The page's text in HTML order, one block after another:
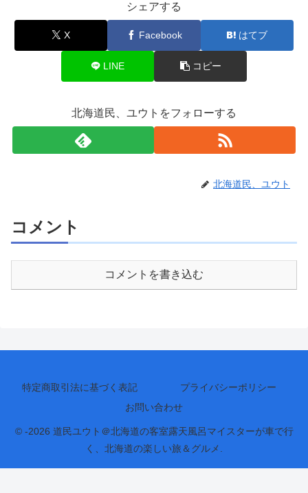
シェアする
X Facebook はてブ
LINE コピー
北海道民、ユウトをフォローする
北海道民、ユウト
コメント
コメントを書き込む
特定商取引法に基づく表記
プライバシーポリシー
お問い合わせ
© -2026 道民ユウト＠北海道の客室露天風呂マイスターが車で行
く、北海道の楽しい旅＆グルメ.